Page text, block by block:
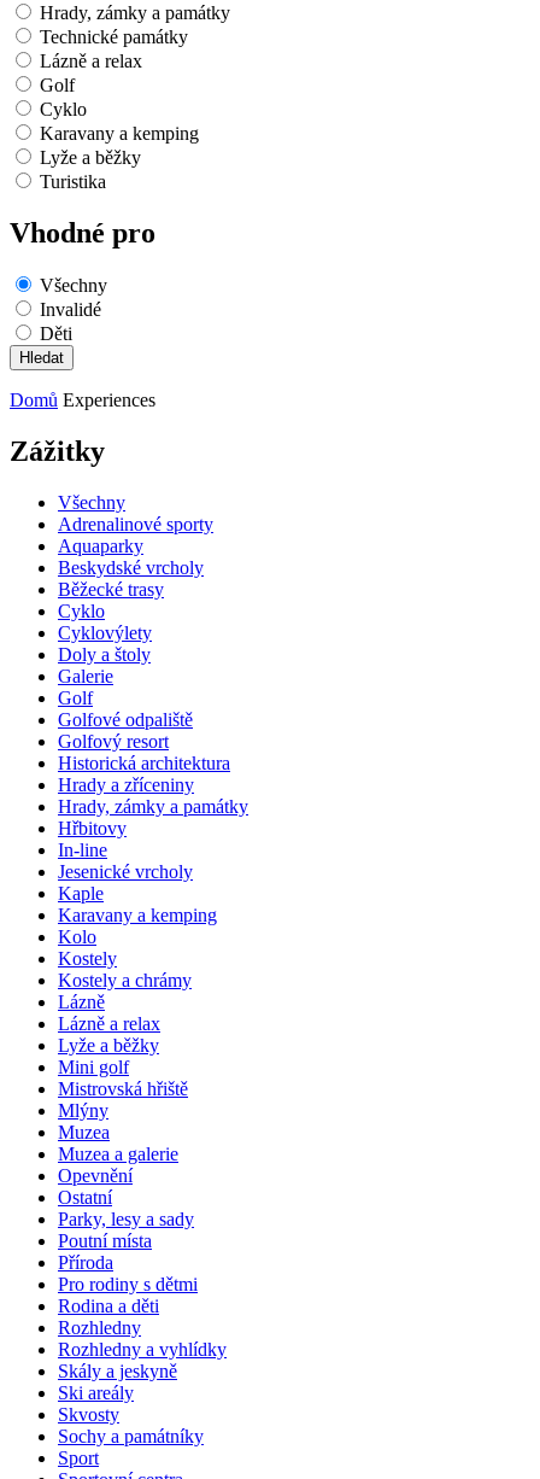
Hrady, zámky a památky
Technické památky
Lázně a relax
Golf
Cyklo
Karavany a kemping
Lyže a běžky
Turistika
Vhodné pro
Všechny
Invalidé
Děti
Domů Experiences
Zážitky
Všechny
Adrenalinové sporty
Aquaparky
Beskydské vrcholy
Běžecké trasy
Cyklo
Cyklovýlety
Doly a štoly
Galerie
Golf
Golfové odpaliště
Golfový resort
Historická architektura
Hrady a zříceniny
Hrady, zámky a památky
Hřbitovy
In-line
Jesenické vrcholy
Kaple
Karavany a kemping
Kolo
Kostely
Kostely a chrámy
Lázně
Lázně a relax
Lyže a běžky
Mini golf
Mistrovská hřiště
Mlýny
Muzea
Muzea a galerie
Opevnění
Ostatní
Parky, lesy a sady
Poutní místa
Příroda
Pro rodiny s dětmi
Rodina a děti
Rozhledny
Rozhledny a vyhlídky
Skály a jeskyně
Ski areály
Skvosty
Sochy a památníky
Sport